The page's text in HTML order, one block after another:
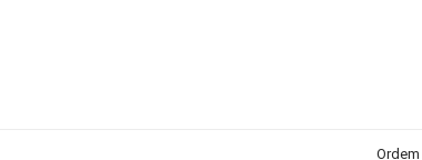
Ordem